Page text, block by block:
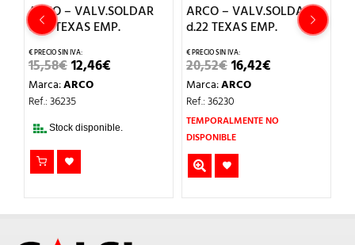
ARCO – VALV.SOLDAR
d.28 TEXAS EMP.
15,58€EL
PRECIO
ORIGINAL
ERA:
12,46€
Marca:ARCO
Ref.: 36235
Stock disponible.
ARCO – VALV.SOLDAR
d.22 TEXAS EMP.
20,52€EL
PRECIO
ORIGINAL
ERA:
20,52€.
16,42€
16,42€.
Marca:ARCO
Ref.: 36230
TEMPORALMENTE NO
DISPONIBLE